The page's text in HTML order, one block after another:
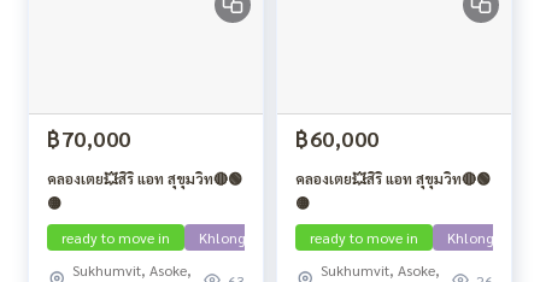
฿70,000
คลองเตย💥สิริ แอท สุขุมวิท🔴🟢
🟡
ready to move in
Khlong San
Sukhumvit, Asoke,
฿60,000
คลองเตย💥สิริ แอท สุขุมวิท🔴🟢
🟡
ready to move in
Khlong Toei
Sukhumvit, Asoke,